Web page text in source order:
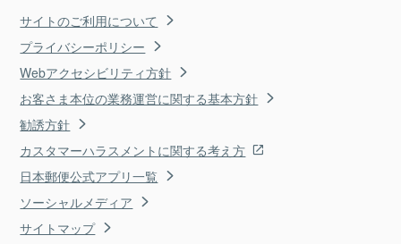
サイトのご利用について
プライバシーポリシー
Webアクセシビリティ方針
お客さま本位の業務運営に関する基本方針
勧誘方針
カスタマーハラスメントに関する考え方
日本郵便公式アプリ一覧
ソーシャルメディア
サイトマップ